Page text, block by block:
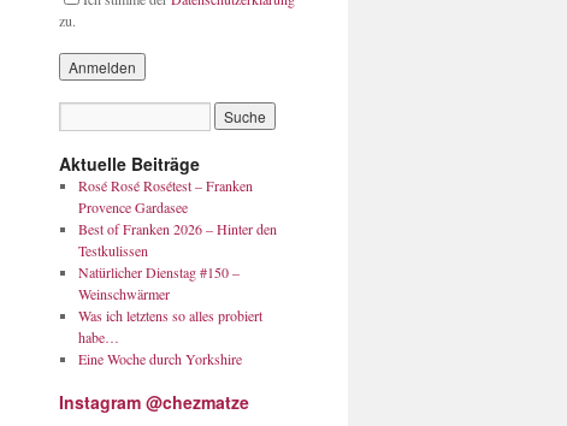
zu.
Aktuelle Beiträge
Rosé Rosé Rosétest – Franken
Provence Gardasee
Best of Franken 2026 – Hinter den
Testkulissen
Natürlicher Dienstag #150 –
Weinschwärmer
Was ich letztens so alles probiert
habe…
Eine Woche durch Yorkshire
Instagram @chezmatze